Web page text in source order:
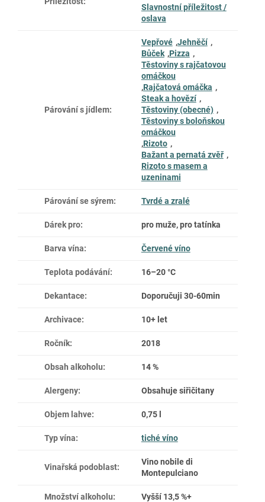
Slavnostní příležitost /
oslava
Párování s jídlem:
Vepřové ,Jehněčí ,
Bůček ,Pizza ,
Těstoviny s rajčatovou
omáčkou
,Rajčatová omáčka ,
Steak a hovězí ,
Těstoviny (obecné) ,
Těstoviny s boloňskou
omáčkou
,Rizoto ,
Bažant a pernatá zvěř ,
Rizoto s masem a
uzeninami
Párování se sýrem: Tvrdé a zralé
Dárek pro: pro muže, pro tatínka
Barva vína: Červené víno
Teplota podávání: 16–20 °C
Dekantace: Doporučuji 30-60min
Archivace: 10+ let
Ročník: 2018
Obsah alkoholu: 14 %
Alergeny: Obsahuje siřičitany
Objem lahve: 0,75 l
Typ vína: tiché víno
Vinařská podoblast:
Vino nobile di
Montepulciano
Množství alkoholu: Vyšší 13,5 %+